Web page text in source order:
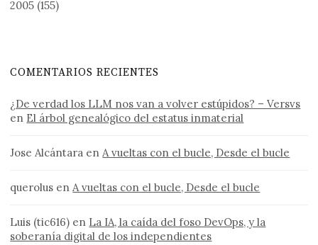
2005 (155)
COMENTARIOS RECIENTES
¿De verdad los LLM nos van a volver estúpidos? – Versvs
en El árbol genealógico del estatus inmaterial
Jose Alcántara enA vueltas con el bucle, Desde el bucle
querolus enA vueltas con el bucle, Desde el bucle
Luis (tic616) en La IA, la caída del foso DevOps, y la
soberanía digital de los independientes